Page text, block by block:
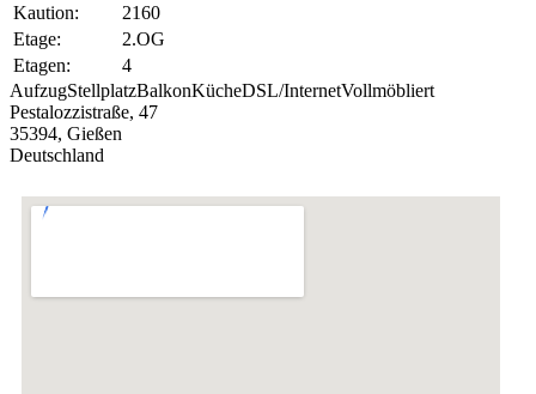
Kaution:
2160
Etage:
2.OG
Etagen:
4
AufzugStellplatzBalkonKücheDSL/InternetVollmöbliert
Pestalozzistraße, 47
35394, Gießen
Deutschland